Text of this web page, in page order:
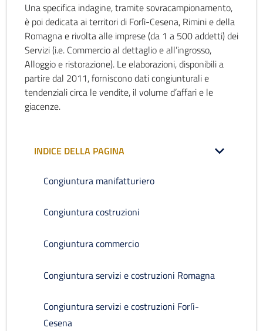
Una specifica indagine, tramite sovracampionamento,
è poi dedicata ai territori di Forlì-Cesena, Rimini e della
Romagna e rivolta alle imprese (da 1 a 500 addetti) dei
Servizi (i.e. Commercio al dettaglio e all’ingrosso,
Alloggio e ristorazione). Le elaborazioni, disponibili a
partire dal 2011, forniscono dati congiunturali e
tendenziali circa le vendite, il volume d’affari e le
giacenze.
INDICE DELLA PAGINA
Congiuntura manifatturiero
Congiuntura costruzioni
Congiuntura commercio
Congiuntura servizi e costruzioni Romagna
Congiuntura servizi e costruzioni Forlì-
Cesena